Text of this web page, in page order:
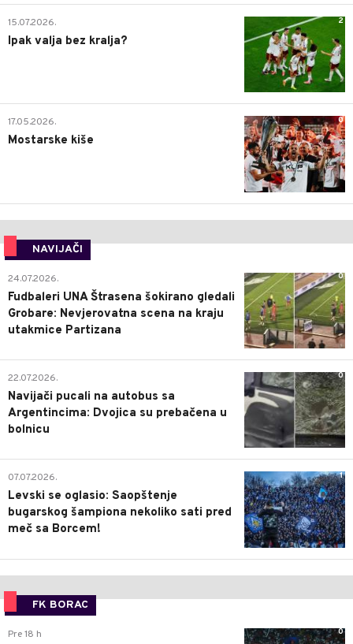
2
15.07.2026.
Ipak valja bez kralja?
0
17.05.2026.
Mostarske kiše
NAVIJAČI
0
24.07.2026.
Fudbaleri UNA Štrasena šokirano gledali
Grobare: Nevjerovatna scena na kraju
utakmice Partizana
0
22.07.2026.
Navijači pucali na autobus sa
Argentincima: Dvojica su prebačena u
bolnicu
1
07.07.2026.
Levski se oglasio: Saopštenje
bugarskog šampiona nekoliko sati pred
meč sa Borcem!
FK BORAC
0
Pre 18 h